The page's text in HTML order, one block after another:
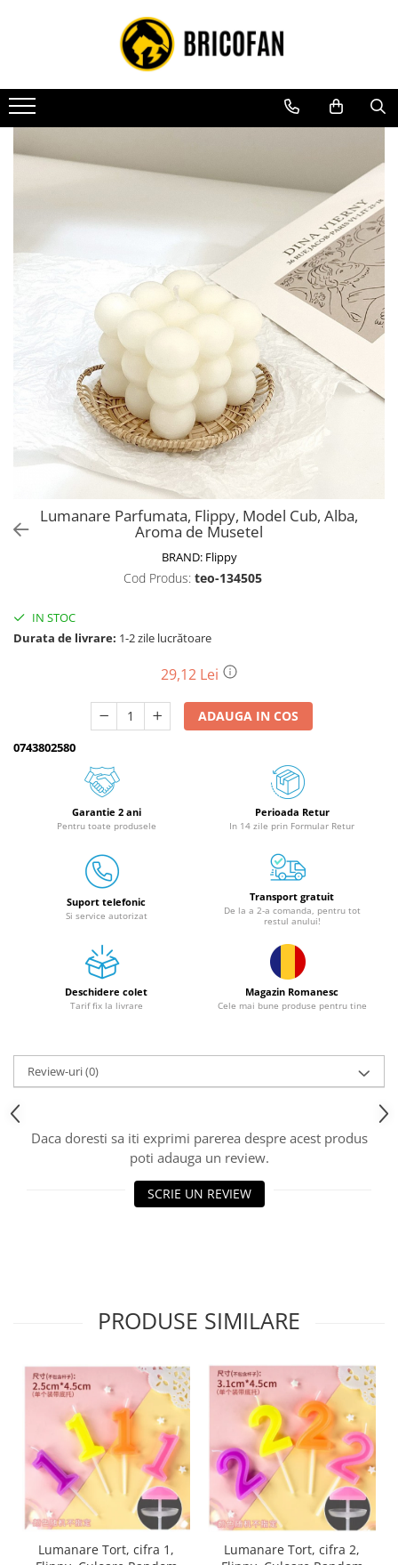
Toate Produsele
Vehicule electrice
Atv
Motocross
Piese de schimb vehicule electrice
Scutere pe benzina
Tricicluri cargo fara permis
Tricicluri persoane
Trotinete electrice
Biciclete, trotinete, triciclete
Biciclete electrice
Motoburghie si accesorii
Drujbe pe benzina
Drujbe cu acumulator
Consumabile drujbe, fierastraie
Drujbe electrice
Unelte electrice busteni
Batoze - mori desfacat porumb
Granulatoare
Mori pentru cereale
Mori pentru fructe si legume
Mori pentru furaje
Mori pentru furaje si resturi
Motoare granulatoare
Piese si accesorii mori
Tocatoare furaje si crengi
Tocatoare crengi
Motocoase, Trimmere si Masini de
tuns gazon
Motocositori cu motoare 2T
Masini de tuns gazon pe benzina
Tractoraș de tuns gazonul
Aparate de tuns animale
Tarcuri animale
Semanatori
Masini batut stalpi si accesorii
Roabe & accesorii
Casute gradina si cutii depozitare
Mobilier gradina
Corturi, Prelate si plase de
umbrire
Lumanare Parfumata, Flippy, Model Cub, Alba,
Aroma de Musetel
BRAND: Flippy
Cod Produs: teo-134505
IN STOC
Durata de livrare: 1-2 zile lucrătoare
29,12 Lei
ADAUGA IN COS
0743802580
Garantie 2 ani
Pentru toate produsele
Perioada Retur
In 14 zile prin Formular Retur
Suport telefonic
Si service autorizat
Transport gratuit
De la a 2-a comanda, pentru tot
restul anului!
Deschidere colet
Tarif fix la livrare
Magazin Romanesc
Cele mai bune produse pentru tine
Review-uri(0)
Daca doresti sa iti exprimi parerea despre acest produs
poti adauga un review.
SCRIE UN REVIEW
PRODUSE SIMILARE
Lumanare Tort, cifra 1,
Lumanare Tort, cifra 2,